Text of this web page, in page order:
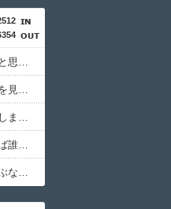
海外「最も幸運な歴史を歩んできた国ってどこだと思う？」
アメリカ「みんなの国の歴史的事件を捉えた画像を見せてくれ」
外国人「親子丼という日本の料理の直訳を知ってしまった…」
外国人「アンチがいない女性アニメキャラといえば誰が思い浮かぶ？」
アメリカ「お前らの国の史上最も美しい女優を選ぶなら誰になる？」